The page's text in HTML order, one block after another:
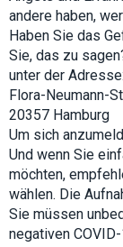
andere haben,
Haben Sie das
Sie, das zu
unter der Adresse:
Flora-Neumann-
20357 Hamburg
Um sich
Und wenn Sie
möchten,
wählen. Die
Sie müssen
negativen